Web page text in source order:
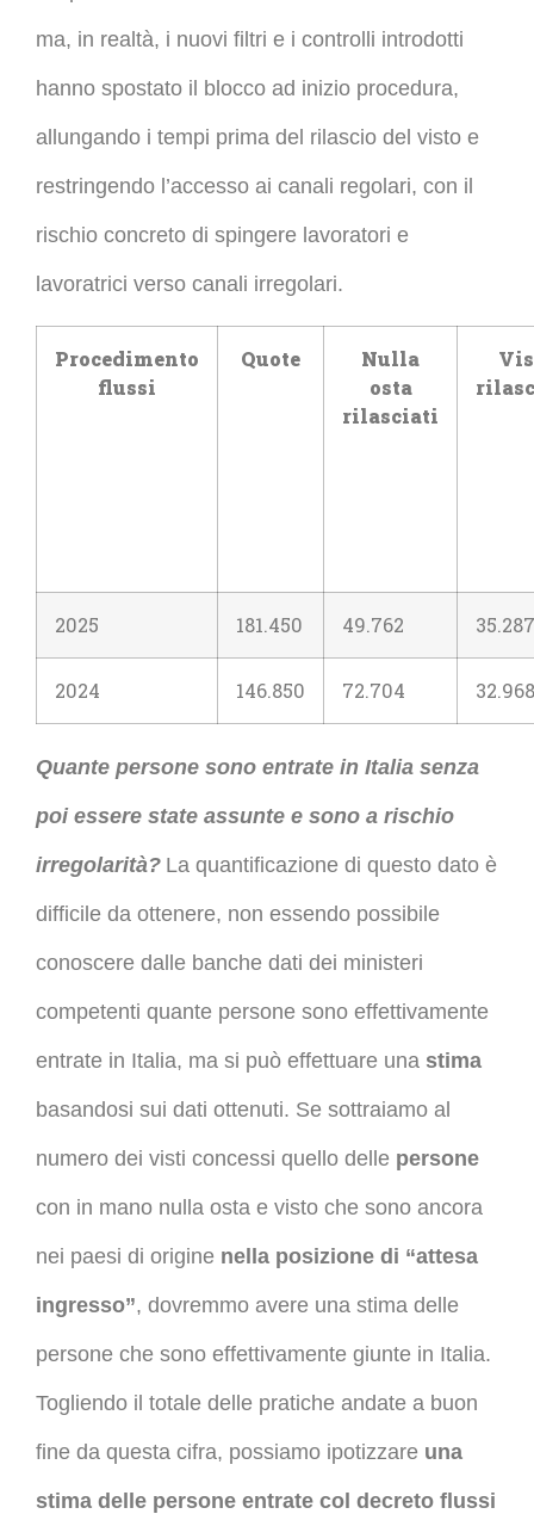
ma, in realtà, i nuovi filtri e i controlli introdotti
hanno spostato il blocco ad inizio procedura,
allungando i tempi prima del rilascio del visto e
restringendo l’accesso ai canali regolari, con il
rischio concreto di spingere lavoratori e
lavoratrici verso canali irregolari.
Procedimento
flussi
Quote
Nulla
osta
rilasciati
2025 181.450 49.762 35.287
2024 146.850 72.704 32.968
Quante persone sono entrate in Italia senza
poi essere state assunte e sono a rischio
irregolarità? La quantificazione di questo dato è
difficile da ottenere, non essendo possibile
conoscere dalle banche dati dei ministeri
competenti quante persone sono effettivamente
entrate in Italia, ma si può effettuare una stima
basandosi sui dati ottenuti. Se sottraiamo al
numero dei visti concessi quello delle persone
con in mano nulla osta e visto che sono ancora
nei paesi di origine nella posizione di “attesa
ingresso”, dovremmo avere una stima delle
persone che sono effettivamente giunte in Italia.
Togliendo il totale delle pratiche andate a buon
fine da questa cifra, possiamo ipotizzare una
stima delle persone entrate col decreto flussi